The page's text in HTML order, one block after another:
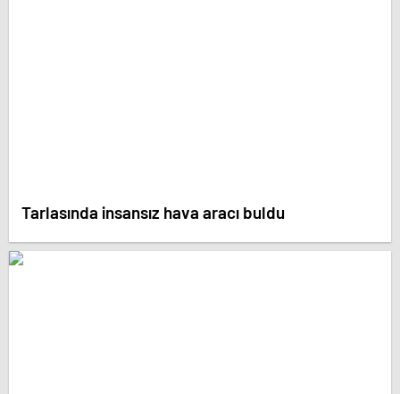
Tarlasında insansız hava aracı buldu